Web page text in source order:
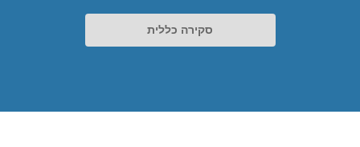
סקירה כללית